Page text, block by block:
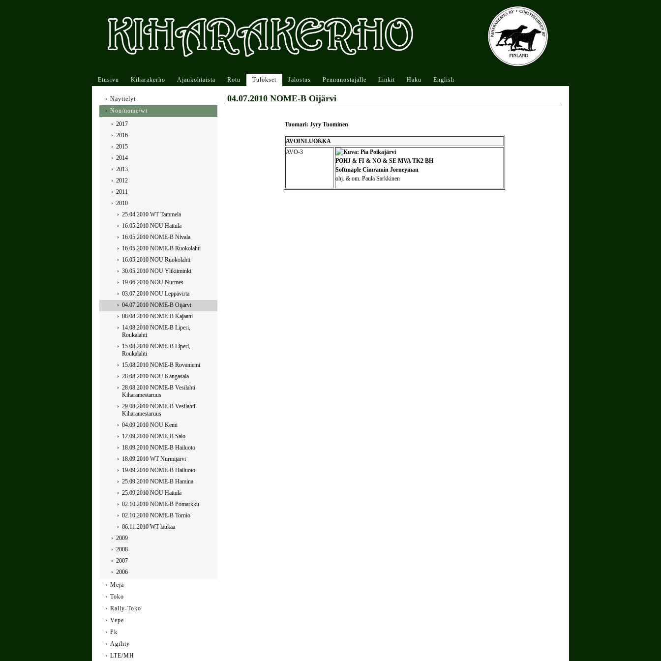
Etusivu Kiharakerho Ajankohtaista Rotu Tulokset Jalostus Pennunostajalle Linkit Haku English
04.07.2010 NOME-B Oijärvi
Tuomari: Jyry Tuominen
AVOINLUOKKA
AVO-3
POHJ & FI & NO & SE MVA TK2 BH
Softmaple Cimramin Jorneyman
ohj. & om. Paula Sarkkinen
Näyttelyt
Nou/nome/wt
2017
2016
2015
2014
2013
2012
2011
2010
25.04.2010 WT Tammela
16.05.2010 NOU Hattula
16.05.2010 NOME-B Nivala
16.05.2010 NOME-B Ruokolahti
16.05.2010 NOU Ruokolahti
30.05.2010 NOU Ylikiiminki
19.06.2010 NOU Nurmes
03.07.2010 NOU Leppävirta
04.07.2010 NOME-B Oijärvi
08.08.2010 NOME-B Kajaani
14.08.2010 NOME-B Liperi,
Roukalahti
15.08.2010 NOME-B Liperi,
Roukalahti
15.08.2010 NOME-B Rovaniemi
28.08.2010 NOU Kangasala
28.08.2010 NOME-B Vesilahti
Kiharamestaruus
29.08.2010 NOME-B Vesilahti
Kiharamestaruus
04.09.2010 NOU Kemi
12.09.2010 NOME-B Salo
18.09.2010 NOME-B Hailuoto
18.09.2010 WT Nurmijärvi
19.09.2010 NOME-B Hailuoto
25.09.2010 NOME-B Hamina
25.09.2010 NOU Hattula
02.10.2010 NOME-B Pomarkku
02.10.2010 NOME-B Tornio
06.11.2010 WT laukaa
2009
2008
2007
2006
Mejä
Toko
Rally-Toko
Vepe
Pk
Agility
LTE/MH